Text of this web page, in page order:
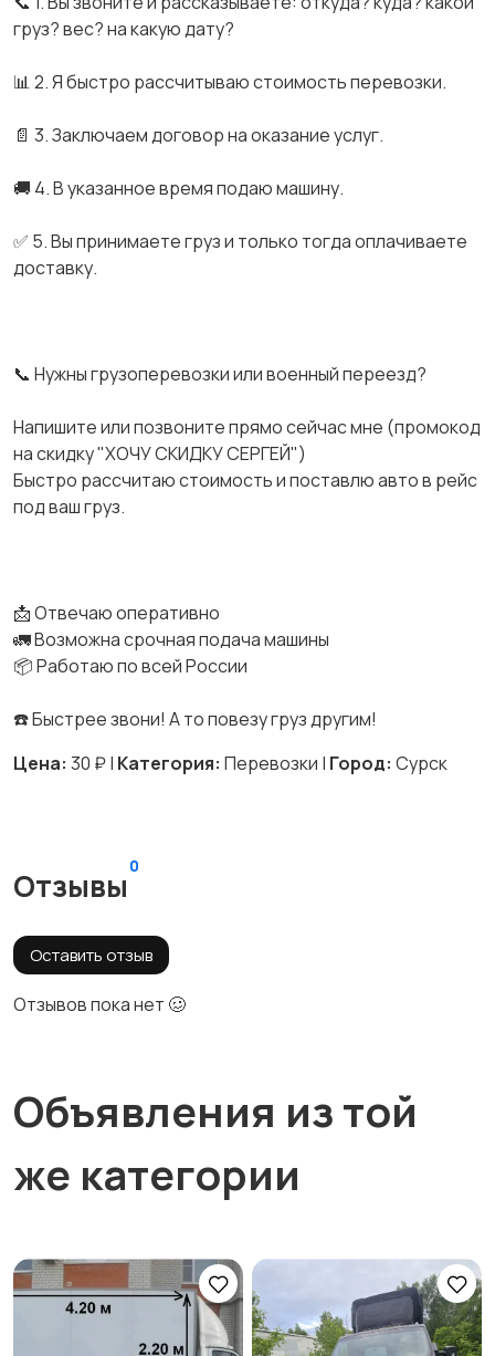
груз? вес? на какую дату?
📊 2. Я быстро рассчитываю стоимость перевозки.
📄 3. Заключаем договор на оказание услуг.
🚚 4. В указанное время подаю машину.
✅ 5. Вы принимаете груз и только тогда оплачиваете
доставку.
📞 Нужны грузоперевозки или военный переезд?
Напишите или позвоните прямо сейчас мне (промокод
на скидку "ХОЧУ СКИДКУ СЕРГЕЙ")
Быстро рассчитаю стоимость и поставлю авто в рейс
под ваш груз.
📩 Отвечаю оперативно
🚛 Возможна срочная подача машины
📦 Работаю по всей России
☎️ Быстрее звони! А то повезу груз другим!
Цена: 30 ₽ | Категория: Перевозки | Город: Сурск
Отзывы
0
Оставить отзыв
Отзывов пока нет 🥴
Объявления из той
же категории